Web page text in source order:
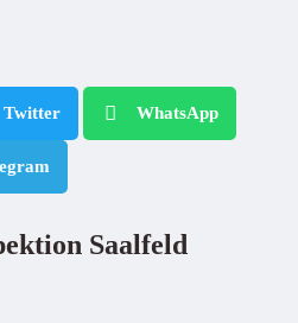
Twitter WhatsApp
Saalfeld